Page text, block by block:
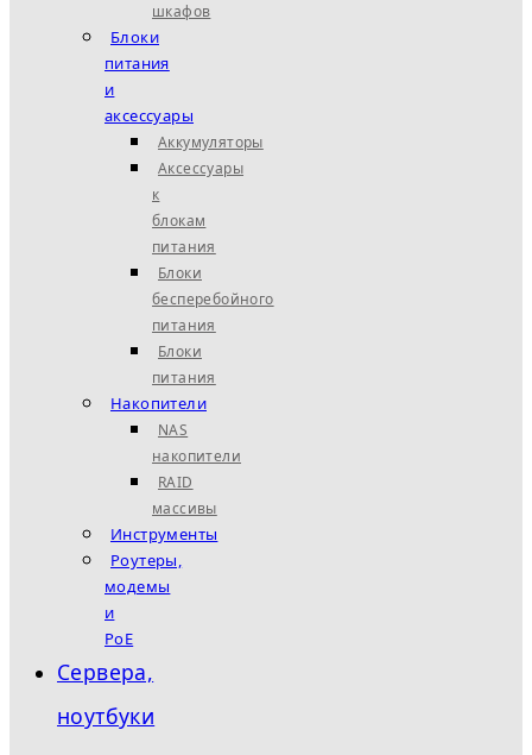
шкафов
Блоки
питания
и
аксессуары
Аккумуляторы
Аксессуары
к
блокам
питания
Блоки
бесперебойного
питания
Блоки
питания
Накопители
NAS
накопители
RAID
массивы
Инструменты
Роутеры,
модемы
и
PoE
Сервера,
ноутбуки